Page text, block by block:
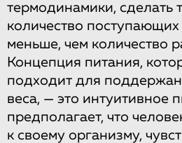
термодинамики, сделать
количество
меньше, чем количество
Концепция питания,
подходит для
веса, — это интуитивное
предполагает, что
к своему организму,